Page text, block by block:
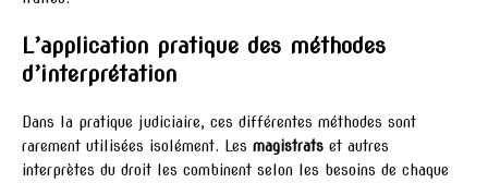
L’application pratique des méthodes
d’interprétation
Dans la pratique judiciaire, ces différentes méthodes sont
rarement utilisées isolément. Les magistrats et autres
interprètes du droit les combinent selon les besoins de chaque